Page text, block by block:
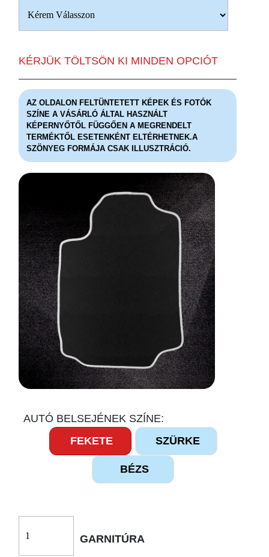
KÉRJÜK TÖLTSÖN KI MINDEN OPCIÓT
AZ OLDALON FELTÜNTETETT KÉPEK ÉS FOTÓK
SZÍNE A VÁSÁRLÓ ÁLTAL HASZNÁLT
KÉPERNYŐTŐL FÜGGŐEN A MEGRENDELT
TERMÉKTŐL ESETENKÉNT ELTÉRHETNEK.A
SZÖNYEG FORMÁJA CSAK ILLUSZTRÁCIÓ.
AUTÓ BELSEJÉNEK SZÍNE:
FEKETE
SZÜRKE
BÉZS
GARNITÚRA